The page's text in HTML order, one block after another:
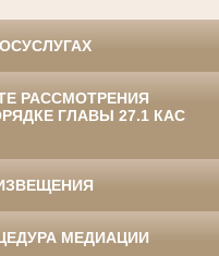
РАССМОТРЕНИЯ
ГЛАВЫ 27.1 КАС
МЕДИАЦИИ